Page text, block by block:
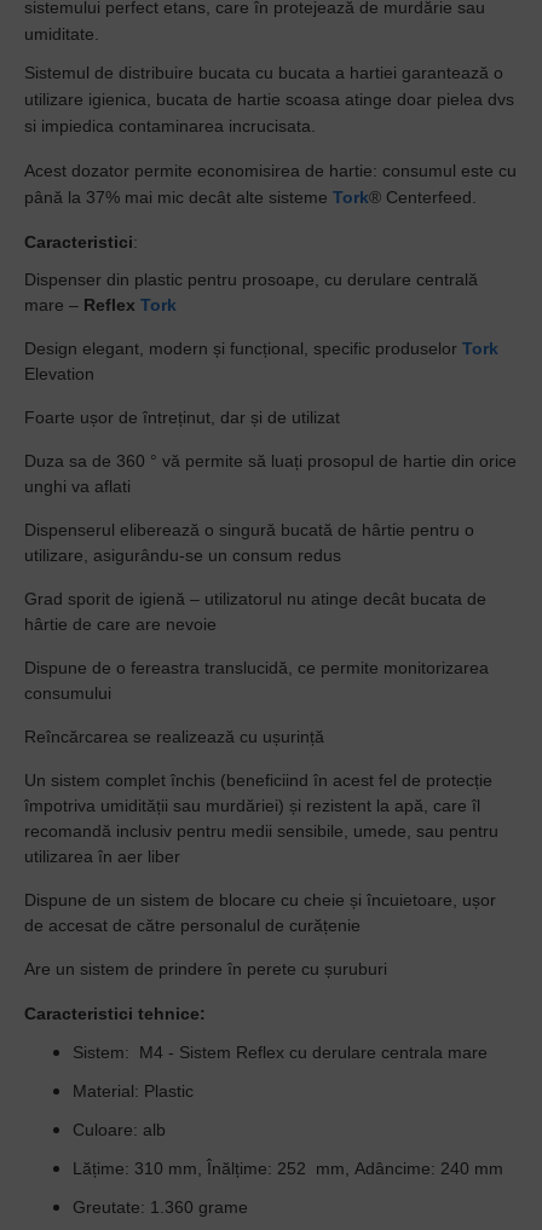
sistemului perfect etans, care în protejează de murdărie sau
umiditate.
Sistemul de distribuire bucata cu bucata a hartiei garantează o
utilizare igienica, bucata de hartie scoasa atinge doar pielea dvs
si impiedica contaminarea incrucisata.
Acest dozator permite economisirea de hartie: consumul este cu
până la 37% mai mic decât alte sisteme Tork® Centerfeed.
Caracteristici:
Dispenser din plastic pentru prosoape, cu derulare centrală
mare – Reflex Tork
Design elegant, modern și funcțional, specific produselor Tork
Elevation
Foarte ușor de întreținut, dar și de utilizat
Duza sa de 360 ​​° vă permite să luați prosopul de hartie din orice
unghi va aflati
Dispenserul eliberează o singură bucată de hârtie pentru o
utilizare, asigurându-se un consum redus
Grad sporit de igienă – utilizatorul nu atinge decât bucata de
hârtie de care are nevoie
Dispune de o fereastra translucidă, ce permite monitorizarea
consumului
Reîncărcarea se realizează cu ușurință
Un sistem complet închis (beneficiind în acest fel de protecție
împotriva umidității sau murdăriei) și rezistent la apă, care îl
recomandă inclusiv pentru medii sensibile, umede, sau pentru
utilizarea în aer liber
Dispune de un sistem de blocare cu cheie și încuietoare, ușor
de accesat de către personalul de curățenie
Are un sistem de prindere în perete cu șuruburi
Caracteristici tehnice:
Sistem: M4 - Sistem Reflex cu derulare centrala mare
Material: Plastic
Culoare: alb
Lățime: 310 mm, Înălțime: 252 mm, Adâncime: 240 mm
Greutate: 1.360 grame